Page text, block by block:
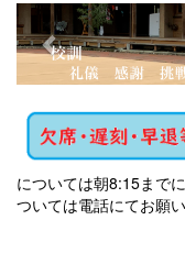
p
r
e
v
i
o
u
については朝8:15まで
ついては電話にてお願い